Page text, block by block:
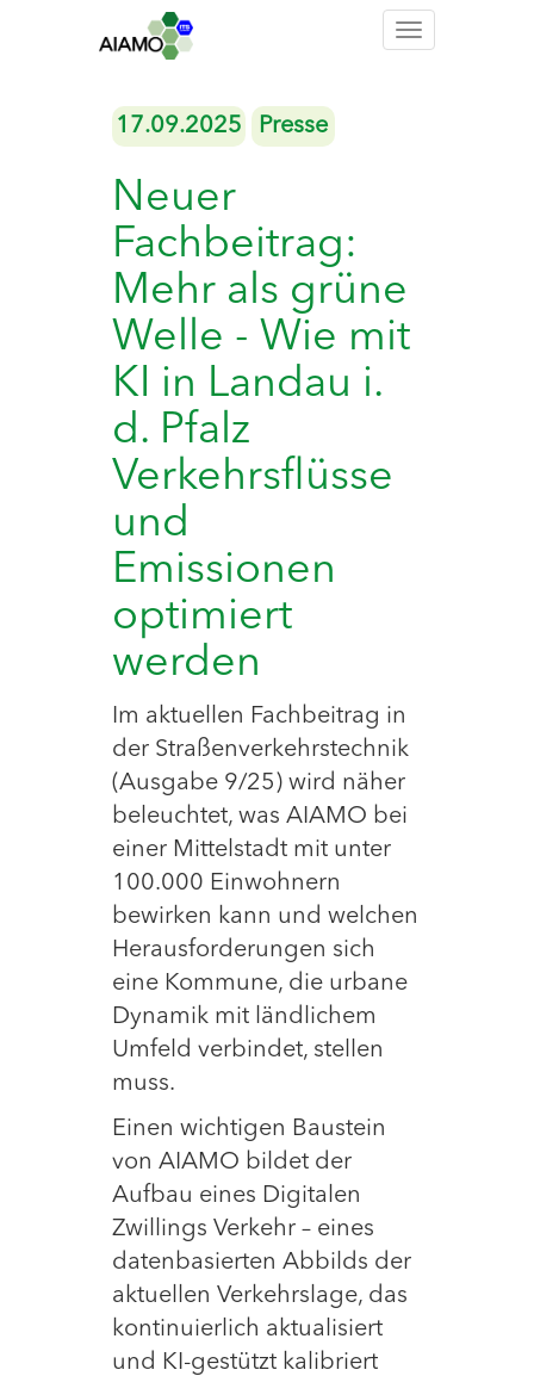
Toggle
17.09.2025 Presse
Neuer
Fachbeitrag:
Mehr als grüne
Welle - Wie mit
KI in Landau i.
d. Pfalz
Verkehrsflüsse
und
Emissionen
optimiert
werden
Im aktuellen Fachbeitrag in
der Straßenverkehrstechnik
(Ausgabe 9/25) wird näher
beleuchtet, was AIAMO bei
einer Mittelstadt mit unter
100.000 Einwohnern
bewirken kann und welchen
Herausforderungen sich
eine Kommune, die urbane
Dynamik mit ländlichem
Umfeld verbindet, stellen
muss.
Einen wichtigen Baustein
von AIAMO bildet der
Aufbau eines Digitalen
Zwillings Verkehr – eines
datenbasierten Abbilds der
aktuellen Verkehrslage, das
kontinuierlich aktualisiert
und KI-gestützt kalibriert